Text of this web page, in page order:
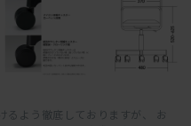
るよう徹底しておりますが、 お